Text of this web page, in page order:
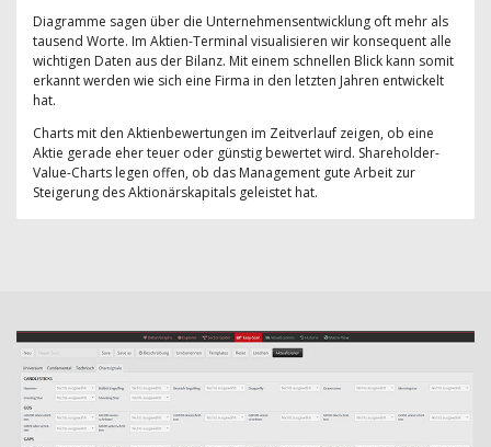
Diagramme sagen über die Unternehmensentwicklung oft mehr als
tausend Worte. Im Aktien-Terminal visualisieren wir konsequent alle
wichtigen Daten aus der Bilanz. Mit einem schnellen Blick kann somit
erkannt werden wie sich eine Firma in den letzten Jahren entwickelt
hat.
Charts mit den Aktienbewertungen im Zeitverlauf zeigen, ob eine
Aktie gerade eher teuer oder günstig bewertet wird. Shareholder-
Value-Charts legen offen, ob das Management gute Arbeit zur
Steigerung des Aktionärskapitals geleistet hat.